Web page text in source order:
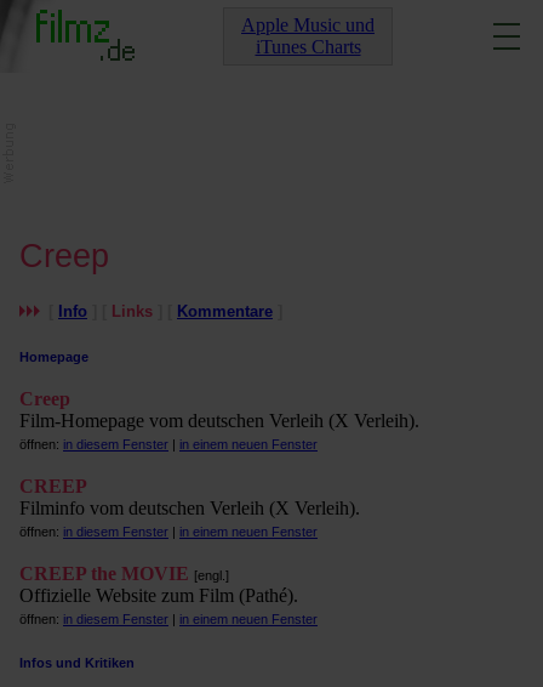
Apple Music und
iTunes Charts
Creep
Info Links Kommentare
Homepage
Creep
Film-Homepage vom deutschen Verleih (X Verleih).
öffnen: in diesem Fenster | in einem neuen Fenster
CREEP
Filminfo vom deutschen Verleih (X Verleih).
öffnen: in diesem Fenster | in einem neuen Fenster
CREEP the MOVIE [engl.]
Offizielle Website zum Film (Pathé).
öffnen: in diesem Fenster | in einem neuen Fenster
Infos und Kritiken